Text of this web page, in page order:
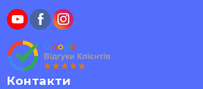
Контакти